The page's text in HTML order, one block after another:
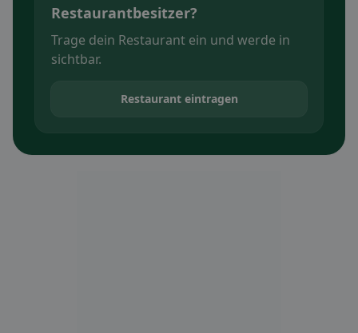
Restaurantbesitzer?
Trage dein Restaurant ein und werde in
sichtbar.
Restaurant eintragen